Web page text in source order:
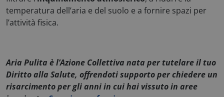
temperatura dell’aria e del suolo e a fornire spazi per
l’attività fisica.
Aria Pulita è l’Azione Collettiva nata per tutelare il tuo
Diritto alla Salute, offrendoti supporto per chiedere un
risarcimento per gli anni in cui hai vissuto in aree
Preferenze
Necessari Statistici
Marketing
Preferenze